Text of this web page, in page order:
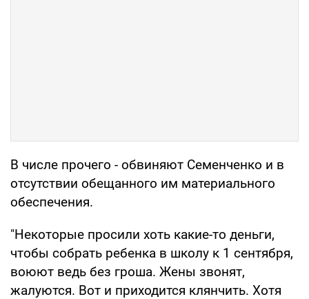
В числе прочего - обвиняют Семенченко и в
отсутствии обещанного им материального
обеспечения.
"Некоторые просили хоть какие-то деньги,
чтобы собрать ребенка в школу к 1 сентября,
воюют ведь без гроша. Жены звонят,
жалуются. Вот и приходится клянчить. Хотя